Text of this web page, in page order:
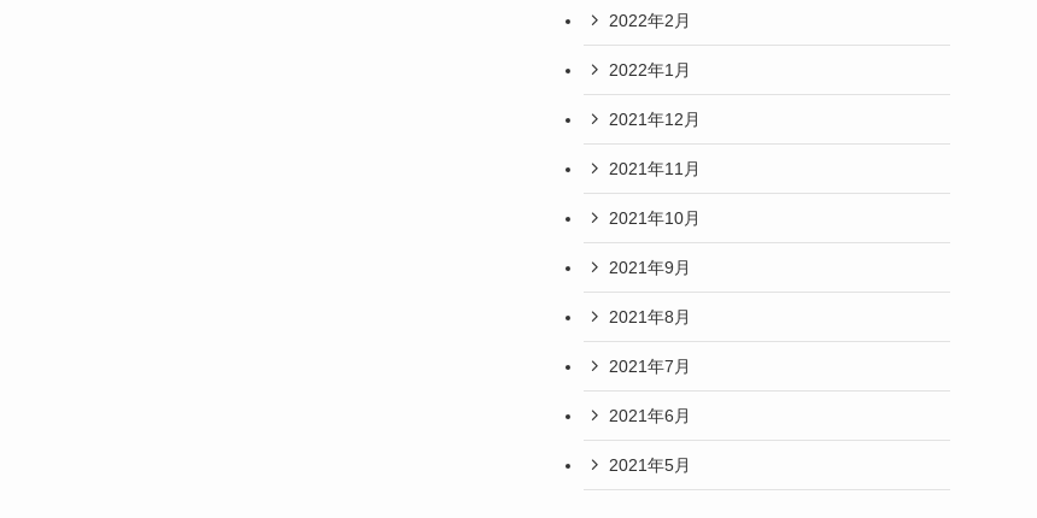
2022年2月
2022年1月
2021年12月
2021年11月
2021年10月
2021年9月
2021年8月
2021年7月
2021年6月
2021年5月